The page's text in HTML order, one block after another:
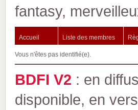
fantasy,
Accueil Liste des membres
Vous n'êtes pas identifié(e).
BDFI V2 : en
disponible, en